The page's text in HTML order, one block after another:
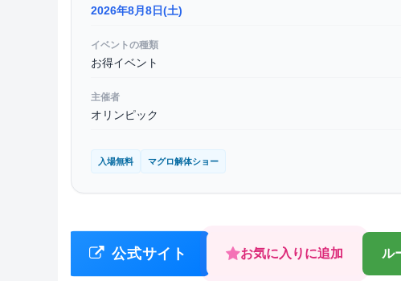
2026年8月8日(土)
イベントの種類
お得イベント
主催者
オリンピック
入場無料 マグロ解体ショー
公式サイト お気に入りに追加 ル